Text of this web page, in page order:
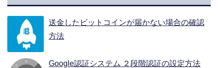
送金したビットコインが届かない場合の確認
方法
Google認証システム ２段階認証の設定方法